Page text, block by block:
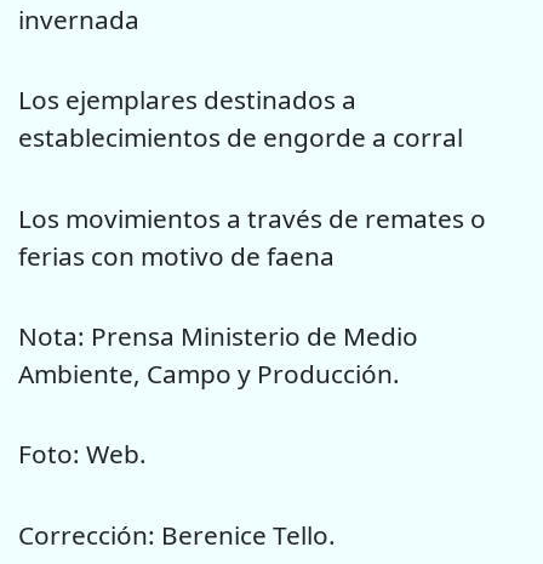
invernada
Los ejemplares destinados a
establecimientos de engorde a corral
Los movimientos a través de remates o
ferias con motivo de faena
Nota: Prensa Ministerio de Medio
Ambiente, Campo y Producción.
Foto: Web.
Corrección: Berenice Tello.